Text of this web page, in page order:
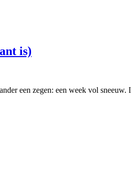
is)
een zegen: een week vol sneeuw.